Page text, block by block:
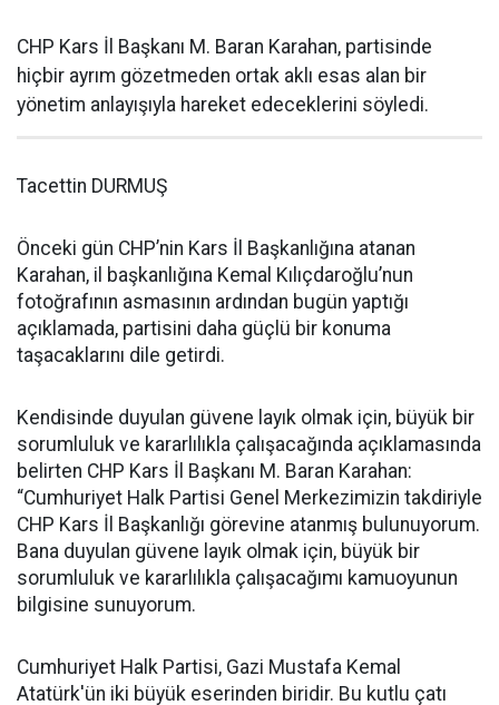
CHP Kars İl Başkanı M. Baran Karahan, partisinde
hiçbir ayrım gözetmeden ortak aklı esas alan bir
yönetim anlayışıyla hareket edeceklerini söyledi.
Tacettin DURMUŞ
Önceki gün CHP’nin Kars İl Başkanlığına atanan
Karahan, il başkanlığına Kemal Kılıçdaroğlu’nun
fotoğrafının asmasının ardından bugün yaptığı
açıklamada, partisini daha güçlü bir konuma
taşacaklarını dile getirdi.
Kendisinde duyulan güvene layık olmak için, büyük bir
sorumluluk ve kararlılıkla çalışacağında açıklamasında
belirten CHP Kars İl Başkanı M. Baran Karahan:
“Cumhuriyet Halk Partisi Genel Merkezimizin takdiriyle
CHP Kars İl Başkanlığı görevine atanmış bulunuyorum.
Bana duyulan güvene layık olmak için, büyük bir
sorumluluk ve kararlılıkla çalışacağımı kamuoyunun
bilgisine sunuyorum.
Cumhuriyet Halk Partisi, Gazi Mustafa Kemal
Atatürk'ün iki büyük eserinden biridir. Bu kutlu çatı